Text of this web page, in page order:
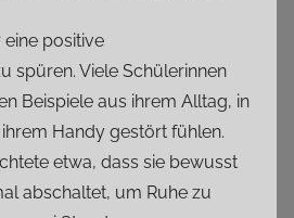
eine positive
spüren. Viele Schülerinnen
Beispiele aus ihrem Alltag, in
Handy gestört fühlen.
etwa, dass sie bewusst
abschaltet, um Ruhe zu